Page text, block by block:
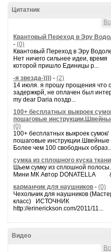
Цитатник
Квантовый Переход в Эру
- (0)
Квантовый Переход в Эру
Нет ничего сильнее идеи, время
которой пришло Единицы р...
-я звезда-)))) - (2)
14 июля. я прошу прощения что с
задержкрй, не оплачен был
my dear Daria поздр...
100+ бесплатных выкроек
пошаговые
(0)
100+ бесплатных выкроек сумок/
пошаговые инструкции.Швейные
Более чем 100 свободных
сумка из сплошного куска ткани
Шьем сумку из сплошной полосы.
Мини МК Автор DONATELLA
карманчик для наушников - (0)
Чехольчик для наушников
класс) ИСТОЧНИК
http://erinerickson.com/2011/11...
Видео